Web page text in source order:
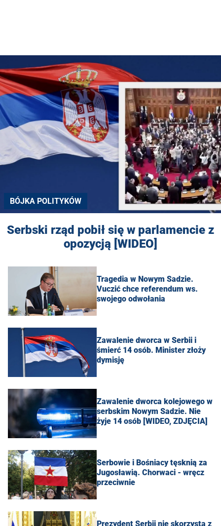
BÓJKA POLITYKÓW
Serbski rząd pobił się w parlamencie z
opozycją [WIDEO]
Tragedia w Nowym Sadzie.
Vuczić chce referendum ws.
swojego odwołania
Zawalenie dworca w Serbii i
śmierć 14 osób. Minister złoży
dymisję
Zawalenie dworca kolejowego w
serbskim Nowym Sadzie. Nie
żyje 14 osób [WIDEO, ZDJĘCIA]
Serbowie i Bośniacy tęsknią za
Jugosławią. Chorwaci - wręcz
przeciwnie
Prezydent Serbii nie skorzysta z